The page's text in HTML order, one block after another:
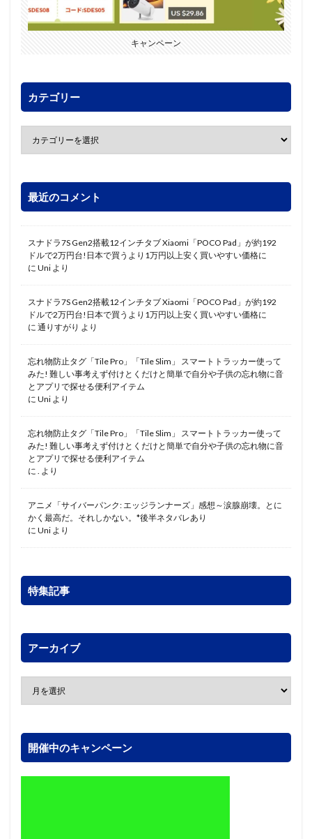
キャンペーン
カテゴリー
最近のコメント
スナドラ7S Gen2搭載12インチタブ Xiaomi「POCO Pad」が約192
ドルで2万円台!日本で買うより1万円以上安く買いやすい価格に
に Uni より
スナドラ7S Gen2搭載12インチタブ Xiaomi「POCO Pad」が約192
ドルで2万円台!日本で買うより1万円以上安く買いやすい価格に
に 通りすがり より
忘れ物防止タグ「Tile Pro」「Tile Slim」 スマートトラッカー使って
みた! 難しい事考えず付けとくだけと簡単で自分や子供の忘れ物に音
とアプリで探せる便利アイテム
に Uni より
忘れ物防止タグ「Tile Pro」「Tile Slim」 スマートトラッカー使って
みた! 難しい事考えず付けとくだけと簡単で自分や子供の忘れ物に音
とアプリで探せる便利アイテム
に
より
アニメ「サイバーパンク: エッジランナーズ」感想～涙腺崩壊。とに
かく最高だ。それしかない。*後半ネタバレあり
に Uni より
特集記事
アーカイブ
開催中のキャンペーン